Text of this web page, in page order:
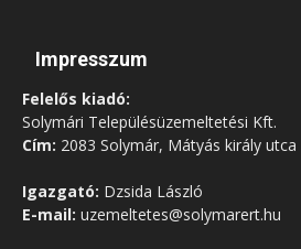
Impresszum
Felelős kiadó:
Solymári Településüzemeltetési Kft.
Cím: 2083 Solymár, Mátyás király utca
Igazgató: Dzsida László
E-mail: uzemeltetes@solymarert.hu